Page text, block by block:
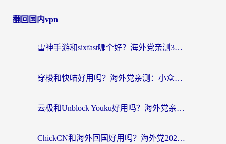
翻回国内vpn
雷神手游和sixfast哪个好？海外党亲测3款回国加速器，教你选对不踩坑
穿梭和快喵好用吗？海外党亲测：小众加速器对比+番茄加速器深度体验
云极和Unblock Youku好用吗？海外党亲测+2026回国加速器避坑指南
ChickCN和海外回国好用吗？海外党2026亲测：从手游到影音，选对加速器的3个关键